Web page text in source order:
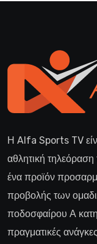
Η Alfa Sports TV
αθλητική
ένα προϊόν
προβολής των
ποδοσφαίρου Α
πραγματικές